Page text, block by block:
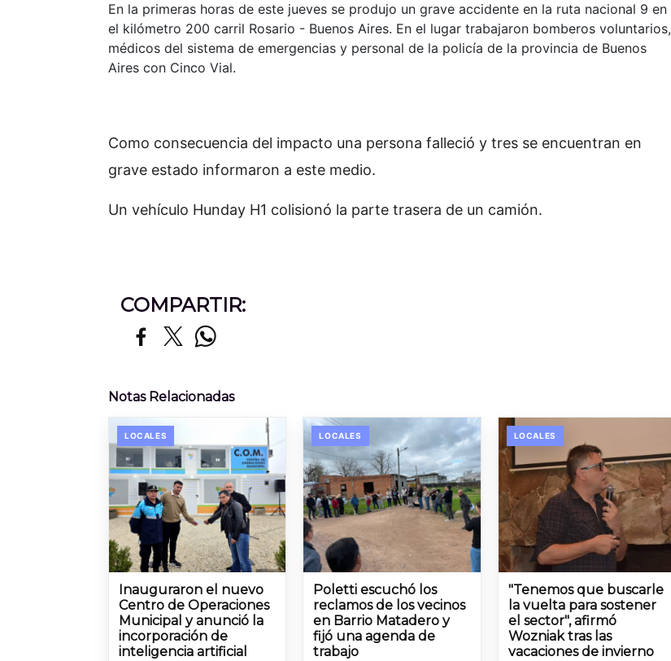
En la primeras horas de este jueves se produjo un grave accidente en la ruta nacional 9 en
el kilómetro 200 carril Rosario - Buenos Aires. En el lugar trabajaron bomberos voluntarios,
médicos del sistema de emergencias y personal de la policía de la provincia de Buenos
Aires con Cinco Vial.
Como consecuencia del impacto una persona falleció y tres se encuentran en
grave estado informaron a este medio.
Un vehículo Hunday H1 colisionó la parte trasera de un camión.
COMPARTIR:
Notas Relacionadas
LOCALES
Inauguraron el nuevo
Centro de Operaciones
Municipal y anunció la
incorporación de
inteligencia artificial
LOCALES
Poletti escuchó los
reclamos de los vecinos
en Barrio Matadero y
fijó una agenda de
trabajo
LOCALES
"Tenemos que buscarle
la vuelta para sostener
el sector", afirmó
Wozniak tras las
vacaciones de invierno